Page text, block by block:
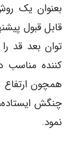
بعنوان یک
قابل قبول
توان بعد قد
کننده مناسب
همچون ارتفاع
چنگش
نمود.